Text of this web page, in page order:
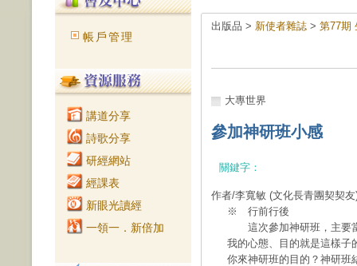
帳戶管理
講道分享
詩歌分享
研經網站
經課表
新眼光讀經
一領一．新倍加
出版品 > 新使者雜誌 > 第77期
大專世界
參加神研班小感
關鍵字：
作者/李寬敏 (文化長青團契契友
※ 行前行後
這次參加神研班，主要當
我的心態、目的就是這樣子
你來神研班的目的？神研班